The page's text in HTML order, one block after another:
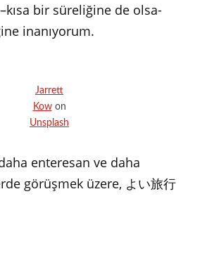
bir süreliğine de olsa-
inanıyorum.
Jarrett
Kowon
Unsplash
enteresan ve daha
görüşmek üzere, よい旅行